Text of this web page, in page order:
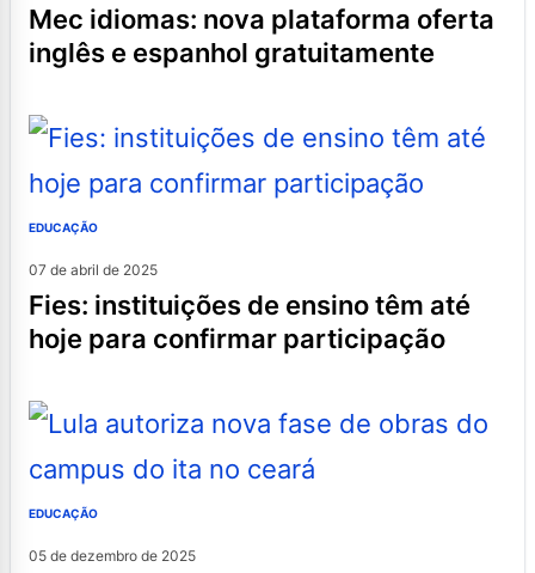
mec idiomas: nova plataforma oferta
inglês e espanhol gratuitamente
EDUCAÇÃO
07 de abril de 2025
fies: instituições de ensino têm até
hoje para confirmar participação
EDUCAÇÃO
05 de dezembro de 2025